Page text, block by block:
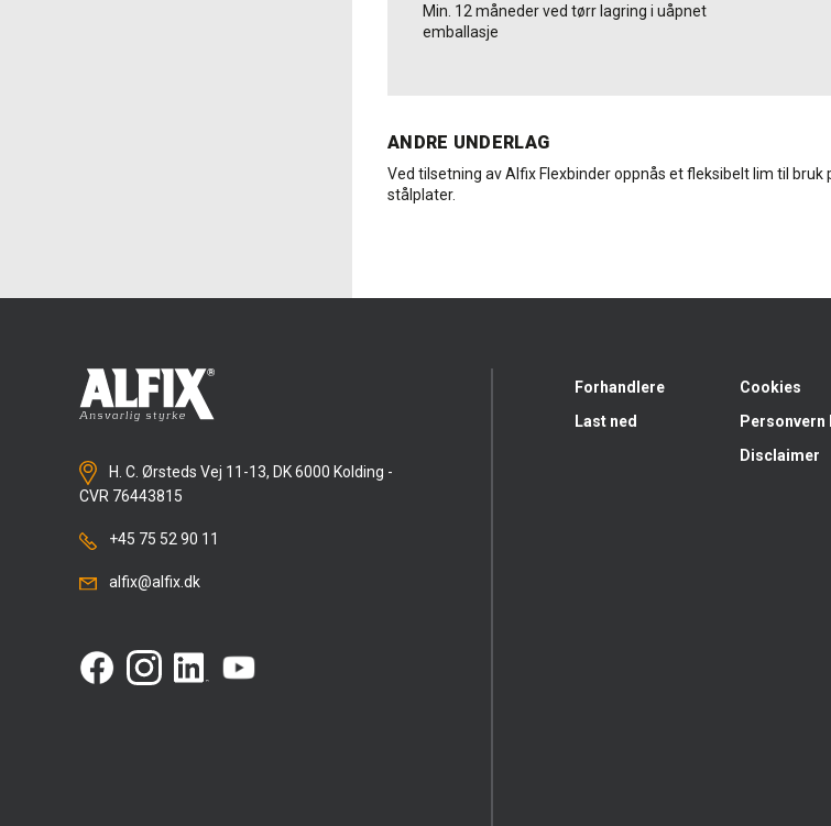
Min. 12 måneder ved tørr lagring i uåpnet
emballasje
ANDRE UNDERLAG
Ved tilsetning av Alfix Flexbinder oppnås et fleksibelt lim til
stålplater.
H. C. Ørsteds Vej 11-13, DK 6000 Kolding -
CVR 76443815
+45 75 52 90 11
alfix@alfix.dk
Forhandlere
Last ned
Cookies
Personvern
Disclaimer